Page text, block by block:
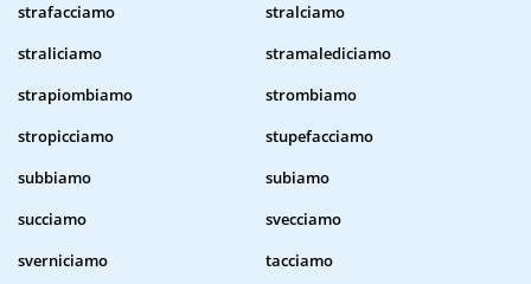
strafacciamo
stralciamo
straliciamo
stramalediciamo
strapiombiamo
strombiamo
stropicciamo
stupefacciamo
subbiamo
subiamo
succiamo
svecciamo
sverniciamo
tacciamo